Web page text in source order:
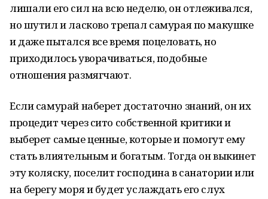
лишали его сил на всю неделю, он отлеживался,
но шутил и ласково трепал самурая по макушке
и даже пытался все время поцеловать, но
приходилось уворачиваться, подобные
отношения размягчают.
Если самурай наберет достаточно знаний, он их
процедит через сито собственной критики и
выберет самые ценные, которые и помогут ему
стать влиятельным и богатым. Тогда он выкинет
эту коляску, поселит господина в санатории или
на берегу моря и будет услаждать его слух